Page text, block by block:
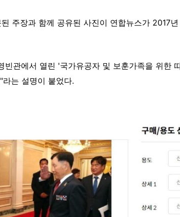
주장과 함께 공유된 사진이 연합뉴스가 2017
관에서 열린 '국가유공자 및 보훈가족을 위한
라는 설명이 붙었다.